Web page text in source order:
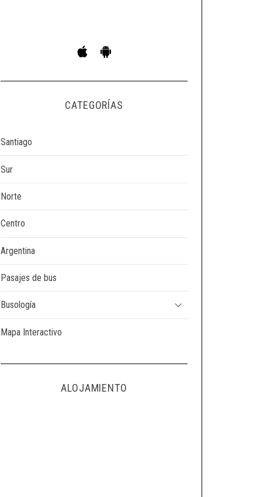
CATEGORÍAS
Santiago
Sur
Norte
Centro
Argentina
Pasajes de bus
Busología
Mapa Interactivo
ALOJAMIENTO